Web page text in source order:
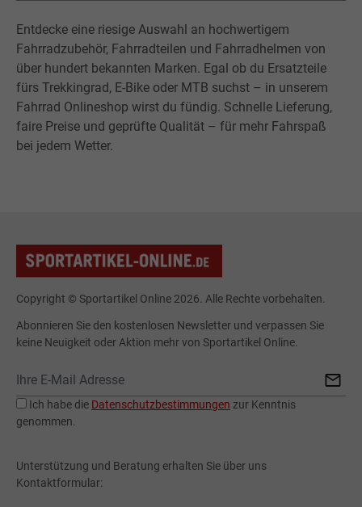
Entdecke eine riesige Auswahl an hochwertigem
Fahrradzubehör, Fahrradteilen und Fahrradhelmen von
über hundert bekannten Marken. Egal ob du Ersatzteile
fürs Trekkingrad, E-Bike oder MTB suchst – in unserem
Fahrrad Onlineshop wirst du fündig. Schnelle Lieferung,
faire Preise und geprüfte Qualität – für mehr Fahrspaß
bei jedem Wetter.
Copyright © Sportartikel Online 2026. Alle Rechte vorbehalten.
Abonnieren Sie den kostenlosen Newsletter und verpassen Sie
keine Neuigkeit oder Aktion mehr von Sportartikel Online.
Ich habe die Datenschutzbestimmungen zur Kenntnis
genommen.
Unterstützung und Beratung erhalten Sie über uns
Kontaktformular: